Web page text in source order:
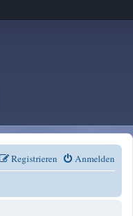
Anmelden
Registrieren